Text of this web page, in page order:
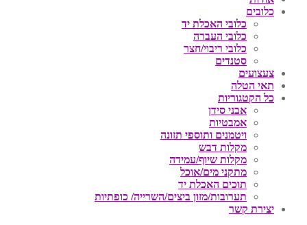
כלובים
כלובי האכלת יד
כלובי העברה
כלובי ריבוי/חצר
סטנדים
צעצועים
תאי הטלה
כל הקטגוריות
אבני סידן
אמבטיות
ויטמנים ותוספי תזונה
מקלות דבש
מקלות שיוף/עמידה
מתקני מים/אוכל
תוכים האכלת יד
תערובות/מזון ביצים/השרייה/ כופתיות
יצירת קשר